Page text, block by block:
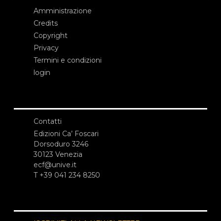
Amministrazione
Credits
Copyright
Privacy
Termini e condizioni
login
Contatti
Edizioni Ca’ Foscari
Dorsoduro 3246
30123 Venezia
ecf@unive.it
T +39 041 234 8250